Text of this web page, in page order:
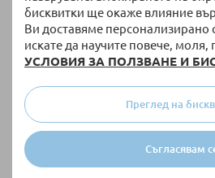
бисквитки ще окаже влияние
Ви доставяме персонализирано
искате да научите повече, моля,
УСЛОВИЯ ЗА ПОЛЗВАНЕ И
Съгласявам
Преглед на
НАЛИЧНО
serina™
180,00 €/352,05 лв.